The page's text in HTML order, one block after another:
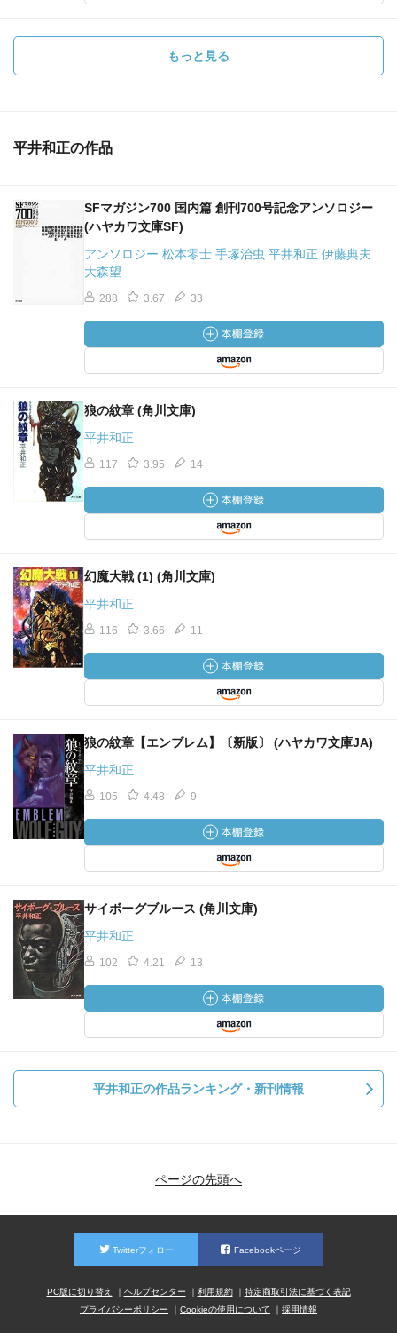
もっと見る
平井和正の作品
SFマガジン700 国内篇 創刊700号記念アンソロジー
(ハヤカワ文庫SF)
アンソロジー 松本零士 手塚治虫 平井和正 伊藤典夫
大森望
288 3.67 33
狼の紋章 (角川文庫)
平井和正
117 3.95 14
幻魔大戦 (1) (角川文庫)
平井和正
116 3.66 11
狼の紋章【エンブレム】〔新版〕 (ハヤカワ文庫JA)
平井和正
105 4.48 9
サイボーグブルース (角川文庫)
平井和正
102 4.21 13
平井和正の作品ランキング・新刊情報
ページの先頭へ
Twitterフォロー Facebookページ
PC版に切り替え ヘルプセンター 利用規約
特定商取引法に基づく表記
プライバシーポリシー
Cookieの使用について 採用情報